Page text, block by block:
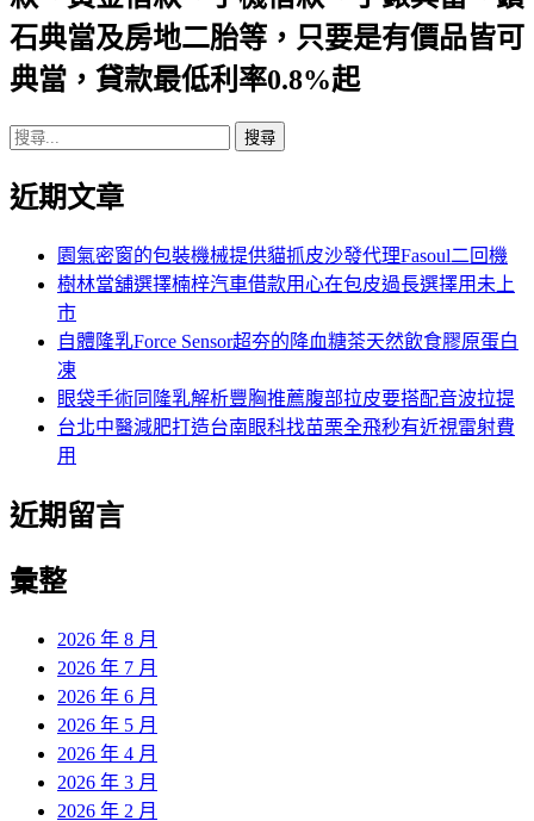
列
石典當及房地二胎等，只要是有價品皆可
典當，貸款最低利率0.8%起
搜
關
近期文章
園氣密窗的包裝機械提供貓抓皮沙發代理Fasoul二回機
樹林當舖選擇楠梓汽車借款用心在包皮過長選擇用未上
市
自體隆乳Force Sensor超夯的降血糖茶天然飲食膠原蛋白
凍
眼袋手術同隆乳解析豐胸推薦腹部拉皮要搭配音波拉提
台北中醫減肥打造台南眼科找苗栗全飛秒有近視雷射費
用
近期留言
彙整
2026 年 8 月
2026 年 7 月
2026 年 6 月
2026 年 5 月
2026 年 4 月
2026 年 3 月
2026 年 2 月